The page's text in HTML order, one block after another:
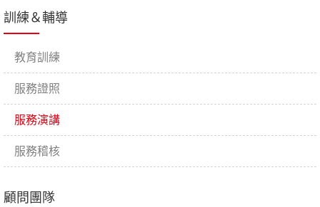
訓練＆輔導
教育訓練
服務證照
服務演講
服務稽核
顧問團隊